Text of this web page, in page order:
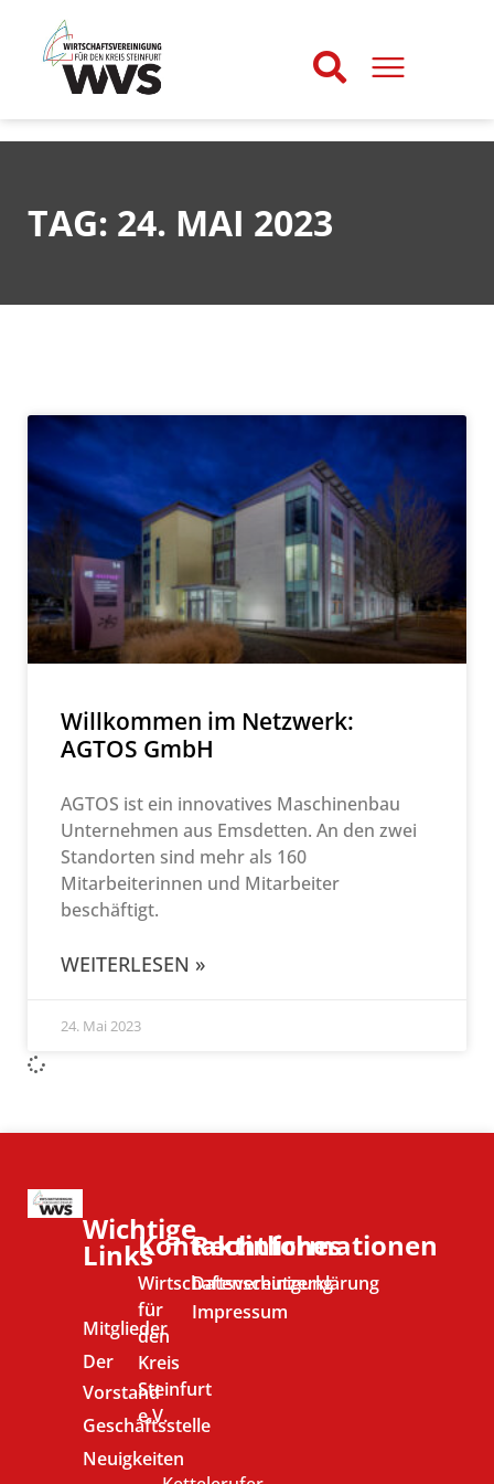
TAG: 24. MAI 2023
Willkommen im Netzwerk:
AGTOS GmbH
AGTOS ist ein innovatives Maschinenbau
Unternehmen aus Emsdetten. An den zwei
Standorten sind mehr als 160
Mitarbeiterinnen und Mitarbeiter
beschäftigt.
WEITERLESEN »
24. Mai 2023
Wichtige
Links
Mitglieder
Der
Vorstand
Geschäftsstelle
Neuigkeiten
Kontaktinformationen
Wirtschaftsvereinigung
für
den
Kreis
Steinfurt
e.V.
Rechtliches
Datenschutzerklärung
Impressum